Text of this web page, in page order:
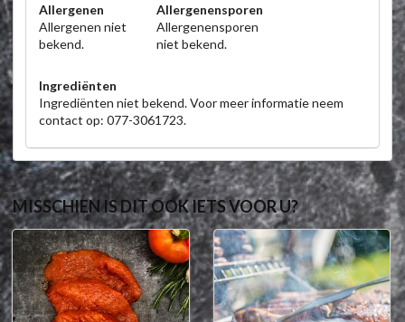
Allergenen
Allergenen niet
bekend.
Allergenensporen
Allergenensporen
niet bekend.
Ingrediënten
Ingrediënten niet bekend. Voor meer informatie neem
contact op: 077-3061723.
MISSCHIEN IS DIT OOK IETS VOOR U?